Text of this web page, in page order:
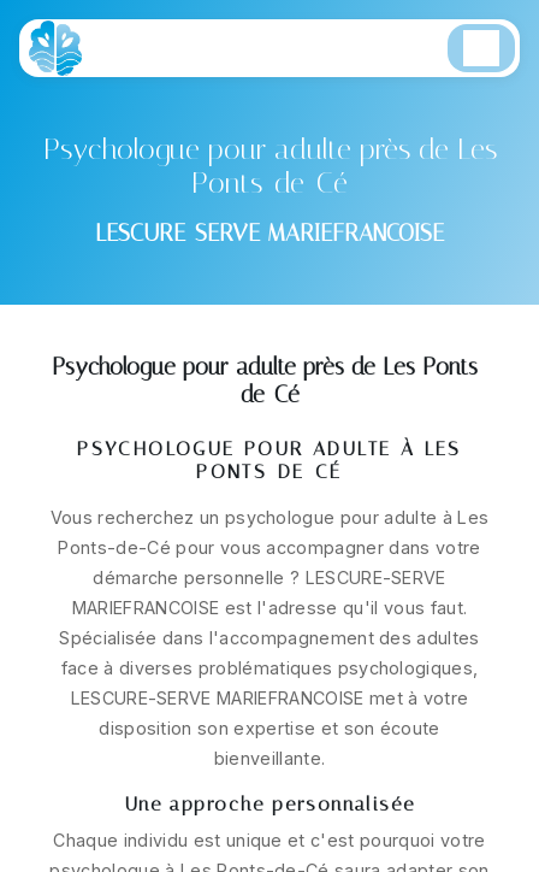
Psychologue pour adulte près de Les
Ponts-de-Cé
LESCURE-SERVE MARIEFRANCOISE
Psychologue pour adulte près de Les Ponts-
de-Cé
PSYCHOLOGUE POUR ADULTE À LES
PONTS-DE-CÉ
Vous recherchez un psychologue pour adulte à Les
Ponts-de-Cé pour vous accompagner dans votre
démarche personnelle ? LESCURE-SERVE
MARIEFRANCOISE est l'adresse qu'il vous faut.
Spécialisée dans l'accompagnement des adultes
face à diverses problématiques psychologiques,
LESCURE-SERVE MARIEFRANCOISE met à votre
disposition son expertise et son écoute
bienveillante.
Une approche personnalisée
Chaque individu est unique et c'est pourquoi votre